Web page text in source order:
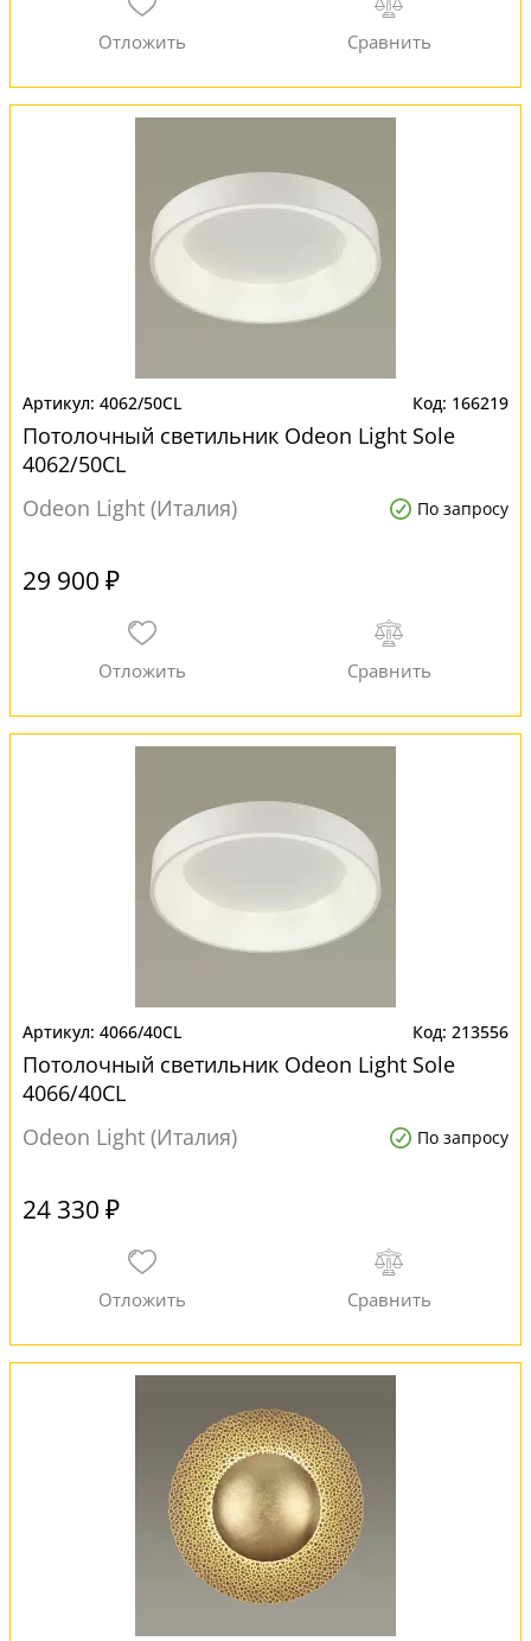
4062/50CL 166219
Потолочный светильник Odeon Light Sole
4062/50CL
Odeon Light (Италия)
По запросу
29 900 ₽
4066/40CL 213556
Потолочный светильник Odeon Light Sole
4066/40CL
Odeon Light (Италия)
По запросу
24 330 ₽